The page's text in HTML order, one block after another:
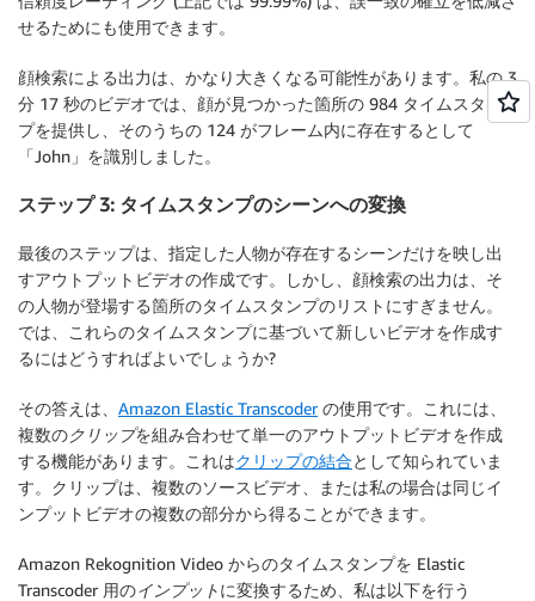
せるためにも使用できます。
顔検索による出力は、かなり大きくなる可能性があります。私の 3
分 17 秒のビデオでは、顔が見つかった箇所の 984 タイムスタン
プを提供し、そのうちの 124 がフレーム内に存在するとして
「John」を識別しました。
ステップ 3: タイムスタンプのシーンへの変換
最後のステップは、指定した人物が存在するシーンだけを映し出
すアウトプットビデオの作成です。しかし、顔検索の出力は、そ
の人物が登場する箇所のタイムスタンプのリストにすぎません。
では、これらのタイムスタンプに基づいて新しいビデオを作成す
るにはどうすればよいでしょうか?
その答えは、 Amazon Elastic Transcoderの使用です。これには、
複数のクリップを組み合わせて単一のアウトプットビデオを作成
する機能があります。これはクリップの結合として知られていま
す。クリップは、複数のソースビデオ、または私の場合は同じイ
ンプットビデオの複数の部分から得ることができます。
Amazon Rekognition Video からのタイムスタンプを Elastic
Transcoder 用のインプットに変換するため、私は以下を行う